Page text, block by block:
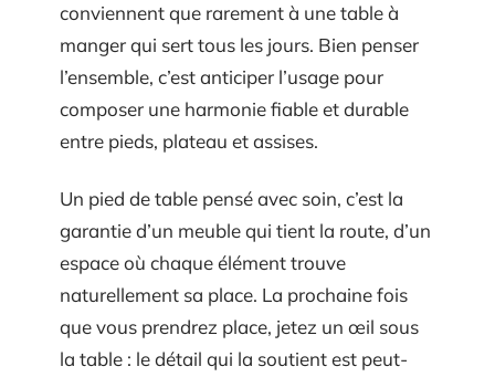
conviennent que rarement à une table à
manger qui sert tous les jours. Bien penser
l’ensemble, c’est anticiper l’usage pour
composer une harmonie fiable et durable
entre pieds, plateau et assises.
Un pied de table pensé avec soin, c’est la
garantie d’un meuble qui tient la route, d’un
espace où chaque élément trouve
naturellement sa place. La prochaine fois
que vous prendrez place, jetez un œil sous
la table : le détail qui la soutient est peut-